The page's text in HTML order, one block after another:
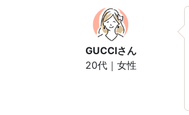
GUCCIさん
20代｜女性